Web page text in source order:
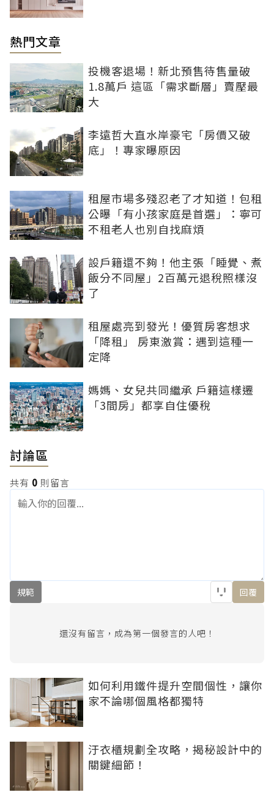
熱門文章
投機客退場！新北預售待售量破
1.8萬戶 這區「需求斷層」賣壓最
大
李遠哲大直水岸豪宅「房價又破
底」！專家曝原因
租屋市場多殘忍老了才知道！包租
公曝「有小孩家庭是首選」：寧可
不租老人也別自找麻煩
設戶籍還不夠！他主張「睡覺、煮
飯分不同屋」2百萬元退稅照樣沒
了
租屋處亮到發光！優質房客想求
「降租」 房東激賞：遇到這種一
定降
媽媽、女兒共同繼承 戶籍這樣遷
「3間房」都享自住優稅
討論區
共有 0 則留言
規範 回覆
還沒有留言，成為第一個發言的人吧！
如何利用鐵件提升空間個性，讓你
家不論哪個風格都獨特
汙衣櫃規劃全攻略，揭秘設計中的
關鍵細節！